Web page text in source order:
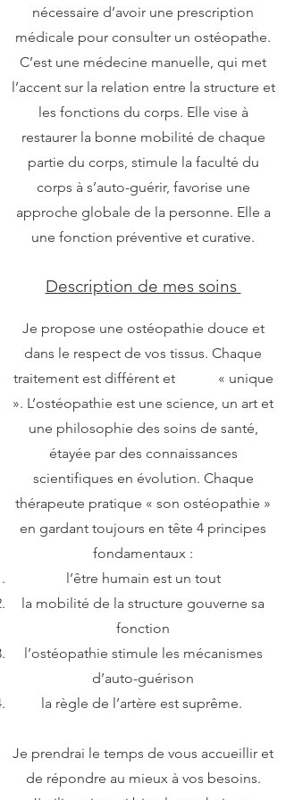
nécessaire d’avoir une prescription
médicale pour consulter un ostéopathe.
C’est une médecine manuelle, qui met
l’accent sur la relation entre la structure et
les fonctions du corps. Elle vise à
restaurer la bonne mobilité de chaque
partie du corps, stimule la faculté du
corps à s’auto-guérir, favorise une
approche globale de la personne. Elle a
une fonction préventive et curative.​
Description de mes soins ​
Je propose une ostéopathie douce et
dans le respect de vos tissus. Chaque
traitement est différent et « unique
». L’ostéopathie est une science, un art et
une philosophie des soins de santé,
étayée par des connaissances
scientifiques en évolution. Chaque
thérapeute pratique « son ostéopathie »
en gardant toujours en tête 4 principes
fondamentaux :
l’être humain est un tout
la mobilité de la structure gouverne sa
fonction
l’ostéopathie stimule les mécanismes
d’auto-guérison
la règle de l’artère est suprême.
Je prendrai le temps de vous accueillir et
de répondre au mieux à vos besoins.